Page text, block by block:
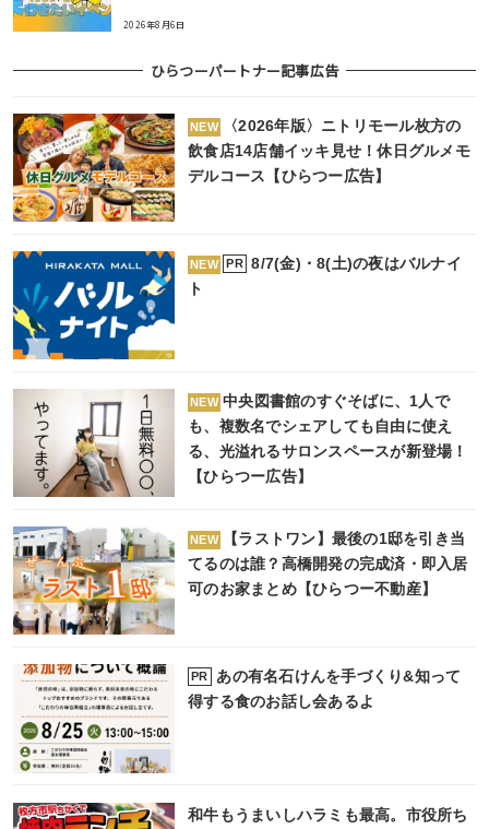
2026年8月6日
ひらつーパートナー記事広告
NEW
〈2026年版〉ニトリモール枚方の
飲食店14店舗イッキ見せ！休日グルメモ
デルコース【ひらつー広告】
NEW PR
8/7(金)・8(土)の夜はバルナイ
ト
NEW 中央図書館のすぐそばに、1人で
も、複数名でシェアしても自由に使え
る、光溢れるサロンスペースが新登場！
【ひらつー広告】
NEW
【ラストワン】最後の1邸を引き当
てるのは誰？高橋開発の完成済・即入居
可のお家まとめ【ひらつー不動産】
PR
あの有名石けんを手づくり&知って
得する食のお話し会あるよ
和牛もうまいしハラミも最高。市役所ち